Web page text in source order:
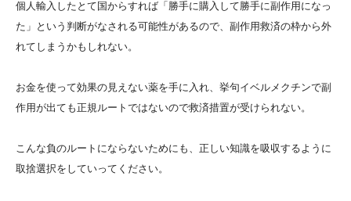
個人輸入したとて国からすれば「勝手に購入して勝手に副作用になっ
た」という判断がなされる可能性があるので、副作用救済の枠から外
れてしまうかもしれない。
お金を使って効果の見えない薬を手に入れ、挙句イベルメクチンで副
作用が出ても正規ルートではないので救済措置が受けられない。
こんな負のルートにならないためにも、正しい知識を吸収するように
取捨選択をしていってください。